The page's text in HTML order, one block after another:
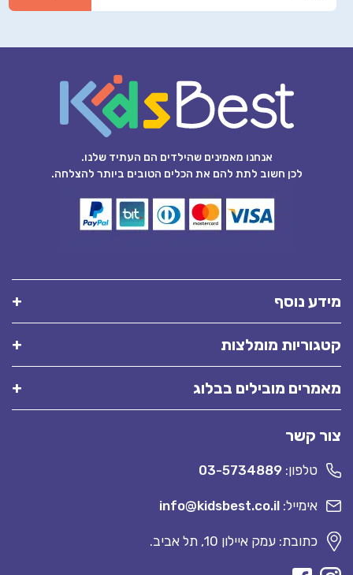
אנחנו מאמינים שהילדים הם העתיד שלנו.
לכן חשוב לתת להם את הכלים הטובים ביותר להצלחה.
מידע נוסף
קטגוריות מומלצות
מאמרים מובילים בבלוג
צור קשר
טלפון: 03-5734889
אימייל: info@kidsbest.co.il
כתובת: עמק איילון 10, תל אביב.